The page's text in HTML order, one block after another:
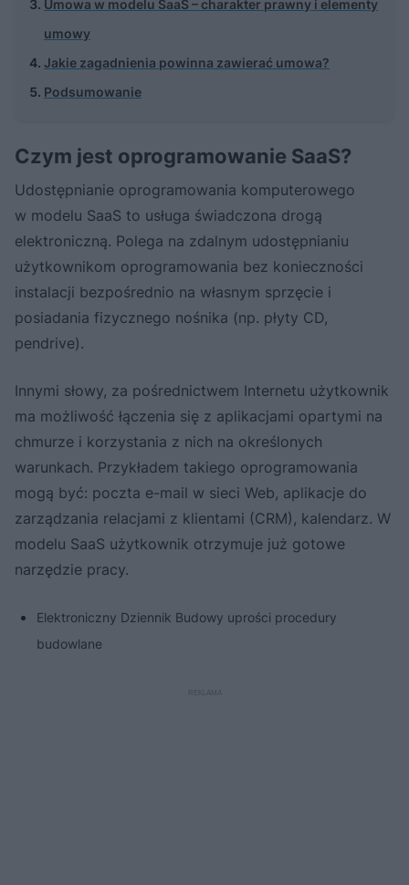
Umowa w modelu SaaS – charakter prawny i elementy
umowy
Jakie zagadnienia powinna zawierać umowa?
Podsumowanie
Czym jest oprogramowanie SaaS?
Udo­stępnianie opro­gra­mo­wa­nia komputerowego
w mo­de­lu Sa­aS to usługa świadczona drogą
elektroniczną. Polega na zdalnym udostępnianiu
użytkownikom oprogramowania bez konieczności
instalacji bezpośrednio na własnym sprzęcie i
posiadania fizycznego nośnika (np. płyty CD,
pendrive).
Innymi słowy, za pośrednictwem Internetu użytkownik
ma możliwość łączenia się z aplikacjami opartymi na
chmurze i korzystania z nich na określonych
warunkach. Przykładem takiego oprogramowania
mogą być: poczta e-mail w sieci Web, aplikacje do
zarządzania relacjami z klientami (CRM), kalendarz. W
modelu SaaS użytkownik otrzymuje już gotowe
narzędzie pracy.
Elektroniczny Dziennik Budowy uprości procedury
budowlane